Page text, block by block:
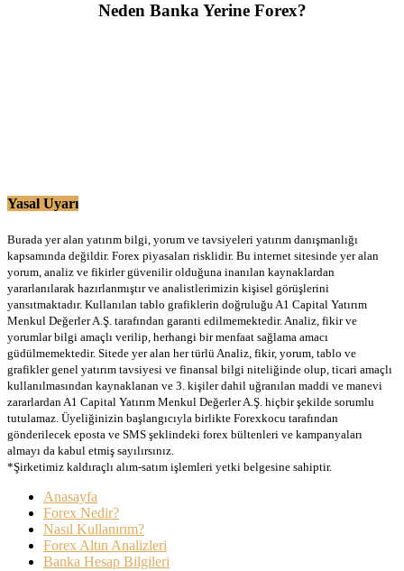
Neden Banka Yerine Forex?
Yasal Uyarı
Burada yer alan yatırım bilgi, yorum ve tavsiyeleri yatırım danışmanlığı
kapsamında değildir. Forex piyasaları risklidir. Bu internet sitesinde yer alan
yorum, analiz ve fikirler güvenilir olduğuna inanılan kaynaklardan
yararlanılarak hazırlanmıştır ve analistlerimizin kişisel görüşlerini
yansıtmaktadır. Kullanılan tablo grafiklerin doğruluğu A1 Capital Yatırım
Menkul Değerler A.Ş. tarafından garanti edilmemektedir. Analiz, fikir ve
yorumlar bilgi amaçlı verilip, herhangi bir menfaat sağlama amacı
güdülmemektedir. Sitede yer alan her türlü Analiz, fikir, yorum, tablo ve
grafikler genel yatırım tavsiyesi ve finansal bilgi niteliğinde olup, ticari amaçlı
kullanılmasından kaynaklanan ve 3. kişiler dahil uğranılan maddi ve manevi
zararlardan A1 Capital Yatırım Menkul Değerler A.Ş. hiçbir şekilde sorumlu
tutulamaz. Üyeliğinizin başlangıcıyla birlikte Forexkocu tarafından
gönderilecek eposta ve SMS şeklindeki forex bültenleri ve kampanyaları
almayı da kabul etmiş sayılırsınız.
*Şirketimiz kaldıraçlı alım-satım işlemleri yetki belgesine sahiptir.
Anasayfa
Forex Nedir?
Nasıl Kullanırım?
Forex Altın Analizleri
Banka Hesap Bilgileri